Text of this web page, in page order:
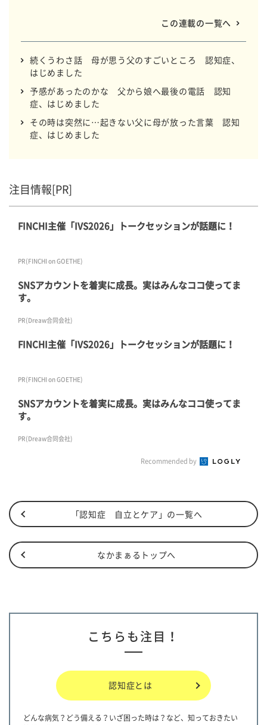
この連載の一覧へ
続くうわさ話 母が思う父のすごいところ 認知症、
はじめました
予感があったのかな 父から娘へ最後の電話 認知
症、はじめました
その時は突然に…起きない父に母が放った言葉 認知
症、はじめました
注目情報[PR]
FINCHI主催「IVS2026」トークセッションが話題に！
PR(FINCHI on GOETHE)
SNSアカウントを着実に成長。実はみんなココ使ってま
す。
PR(Dreaw合同会社)
FINCHI主催「IVS2026」トークセッションが話題に！
PR(FINCHI on GOETHE)
SNSアカウントを着実に成長。実はみんなココ使ってま
す。
PR(Dreaw合同会社)
Recommended by
「認知症 自立とケア」の一覧へ
なかまぁるトップへ
こちらも注目！
認知症とは
どんな病気？どう備える？いざ困った時は？など、知っておきたい